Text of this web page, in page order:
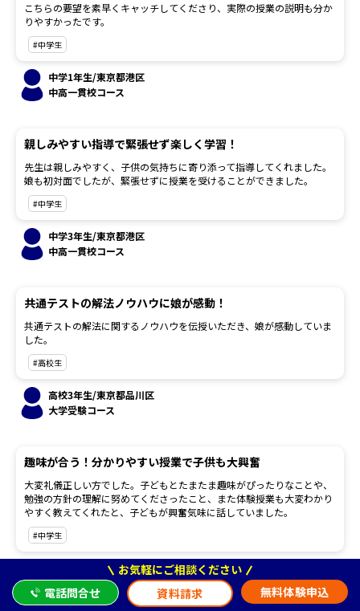
こちらの要望を素早くキャッチしてくださり、実際の授業の説明も分か
りやすかったです。
#中学生
中学1年生/東京都港区
中高一貫校コース
親しみやすい指導で緊張せず楽しく学習！
先生は親しみやすく、子供の気持ちに寄り添って指導してくれました。
娘も初対面でしたが、緊張せずに授業を受けることができました。
#中学生
中学3年生/東京都港区
中高一貫校コース
共通テストの解法ノウハウに娘が感動！
共通テストの解法に関するノウハウを伝授いただき、娘が感動していま
した。
#高校生
高校3年生/東京都品川区
大学受験コース
趣味が合う！分かりやすい授業で子供も大興奮
大変礼儀正しい方でした。子どもとたまたま趣味がぴったりなことや、
勉強の方針の理解に努めてくださったこと、また体験授業も大変わかり
やすく教えてくれたと、子どもが興奮気味に話していました。
#中学生
中学1年生/東京都世田谷区
中高一貫校コース
お気軽にご相談ください
電話問合せ
資料請求 無料体験申込